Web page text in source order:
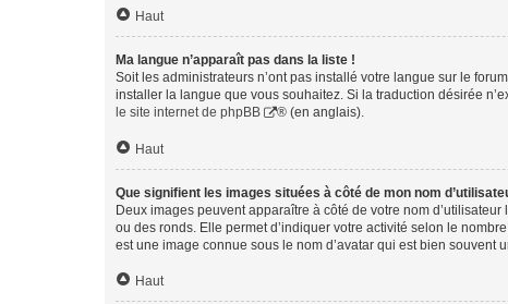
Haut
Ma langue n’apparaît pas dans la liste !
Soit les administrateurs n’ont pas installé votre langue sur le
installer la langue que vous souhaitez. Si la traduction désirée
le site internet de phpBB
® (en anglais).
Haut
Que signifient les images situées à côté de mon nom
Deux images peuvent apparaître à côté de votre nom
ou des ronds. Elle permet d’indiquer votre activité selon le
est une image connue sous le nom d’avatar qui est bien souvent
Haut